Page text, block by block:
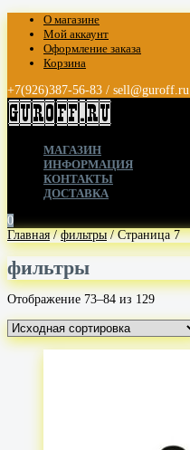
О магазине
Мой аккаунт
Оформление заказа
Корзина
+7(926)387-56-83 / sell@guroff.ru
МАГАЗИН
ИНФОРМАЦИЯ
КОНТАКТЫ
ДОСТАВКА
0
Главная/фильтры/ Страница 7
фильтры
Отображение 73–84 из 129